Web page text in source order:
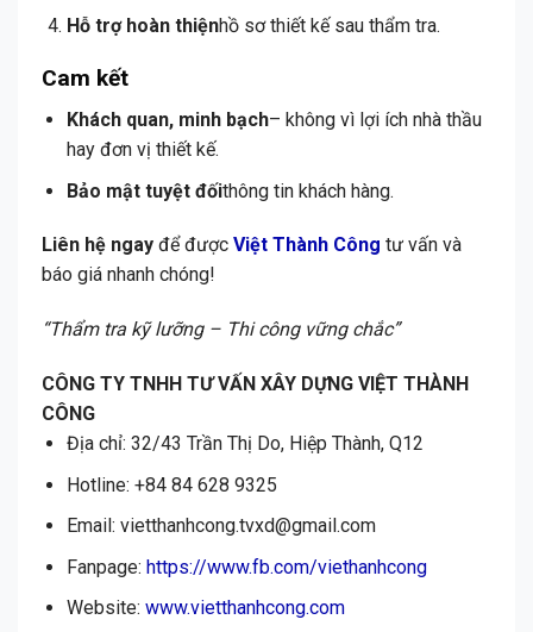
Hỗ trợ hoàn thiệnhồ sơ thiết kế sau thẩm tra.
Cam kết
Khách quan, minh bạch– không vì lợi ích nhà thầu
hay đơn vị thiết kế.
Bảo mật tuyệt đốithông tin khách hàng.
Liên hệ ngay để được Việt Thành Công tư vấn và
báo giá nhanh chóng!
“Thẩm tra kỹ lưỡng – Thi công vững chắc”
CÔNG TY TNHH TƯ VẤN XÂY DỰNG VIỆT THÀNH
CÔNG
Địa chỉ: 32/43 Trần Thị Do, Hiệp Thành, Q12
Hotline: +84 84 628 9325
Email: vietthanhcong.tvxd@gmail.com
Fanpage: https://www.fb.com/viethanhcong
Website: www.vietthanhcong.com